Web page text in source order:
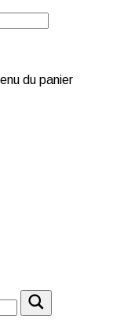
du panier